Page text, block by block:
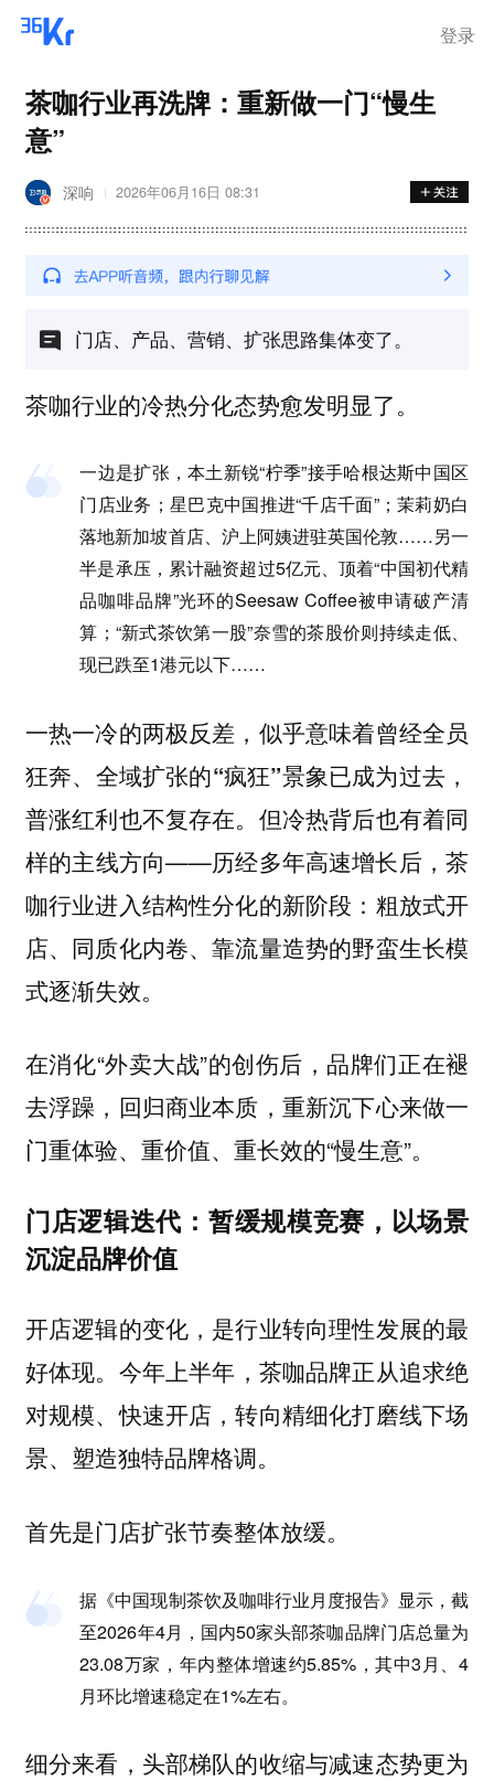
登录
茶咖行业再洗牌：重新做一门“慢生
意”
深响 2026年06月16日 08:31
门店、产品、营销、扩张思路集体变了。
茶咖行业的冷热分化态势愈发明显了。
一边是扩张，本土新锐“柠季”接手哈根达斯中国区
门店业务；星巴克中国推进“千店千面”；茉莉奶白
落地新加坡首店、沪上阿姨进驻英国伦敦……另一
半是承压，累计融资超过5亿元、顶着“中国初代精
品咖啡品牌”光环的Seesaw Coffee被申请破产清
算；“新式茶饮第一股”奈雪的茶股价则持续走低、
现已跌至1港元以下……
一热一冷的两极反差，似乎意味着曾经全员
狂奔、全域扩张的“疯狂”景象已成为过去，
普涨红利也不复存在。 但冷热背后也有着同
样的主线方向——历经多年高速增长后，茶
咖行业进入结构性分化的新阶段：粗放式开
店、同质化内卷、靠流量造势的野蛮生长模
式逐渐失效。
在消化“外卖大战”的创伤后，品牌们正在褪
去浮躁，回归商业本质，重新沉下心来做一
门重体验、重价值、重长效的“慢生意”。
门店逻辑迭代：暂缓规模竞赛，以场景
沉淀品牌价值
开店逻辑的变化，是行业转向理性发展的最
好体现。 今年上半年，茶咖品牌正从追求绝
对规模、快速开店，转向精细化打磨线下场
景、塑造独特品牌格调。
首先是门店扩张节奏整体放缓。
据《中国现制茶饮及咖啡行业月度报告》显示，截
至2026年4月，国内50家头部茶咖品牌门店总量为
23.08万家，年内整体增速约5.85%，其中3月、4
月环比增速稳定在1%左右。
细分来看，头部梯队的收缩与减速态势更为